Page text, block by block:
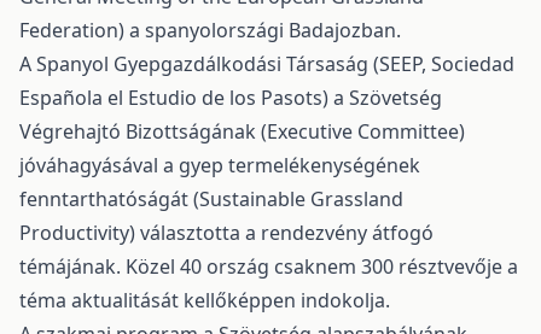
Federation) a spanyolországi Badajozban.
A Spanyol Gyepgazdálkodási Társaság (SEEP, Sociedad
Española el Estudio de los Pasots) a Szövetség
Végrehajtó Bizottságának (Executive Committee)
jóváhagyásával a gyep termelékenységének
fenntarthatóságát (Sustainable Grassland
Productivity) választotta a rendezvény átfogó
témájának. Közel 40 ország csaknem 300 résztvevője a
téma aktualitását kellőképpen indokolja.